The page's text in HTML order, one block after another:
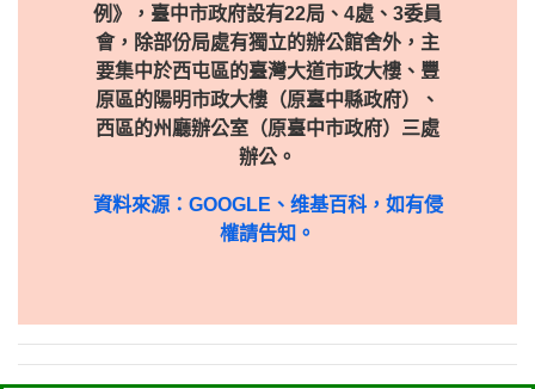
例》，臺中市政府設有22局、4處、3委員
會，除部份局處有獨立的辦公館舍外，主
要集中於西屯區的臺灣大道市政大樓、豐
原區的陽明市政大樓（原臺中縣政府）、
西區的州廳辦公室（原臺中市政府）三處
辦公。
資料來源：GOOGLE、维基百科，如有侵
權請告知。